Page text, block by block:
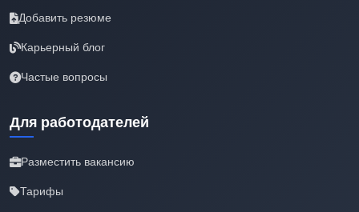
Добавить резюме
Карьерный блог
Частые вопросы
Для работодателей
Разместить вакансию
Тарифы